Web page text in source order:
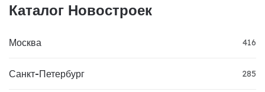
Каталог Новостроек
Москва 416
Санкт-Петербург 285